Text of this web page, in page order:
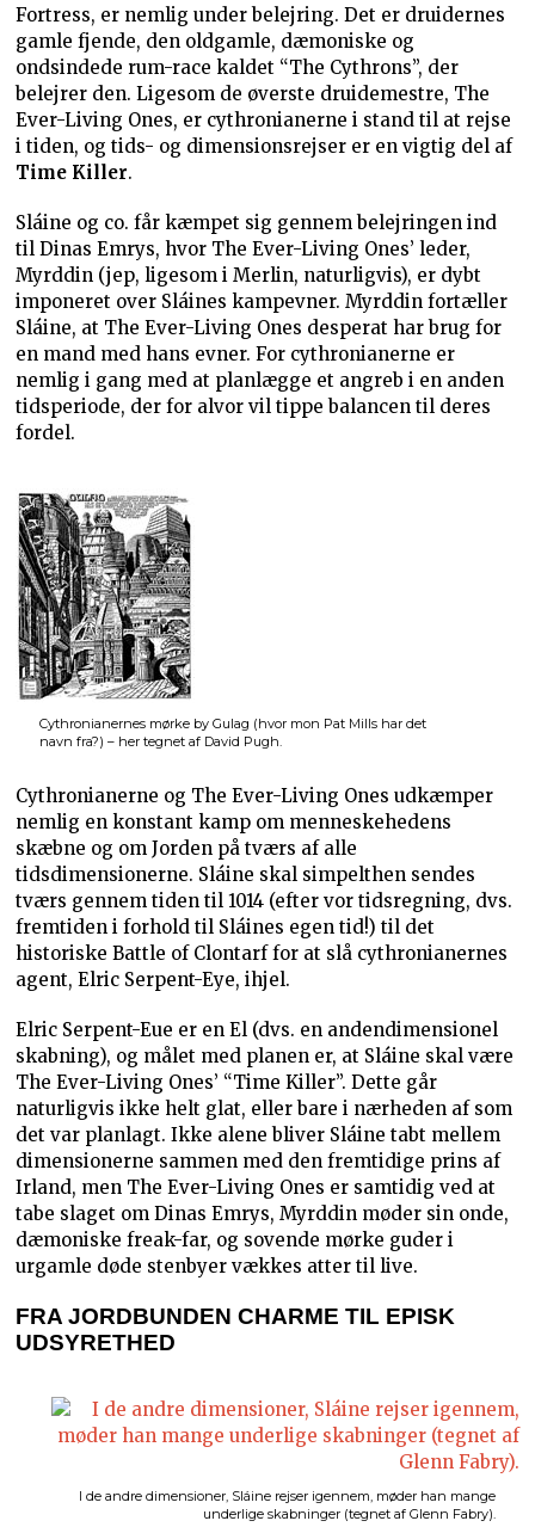
Fortress, er nemlig under belejring. Det er druidernes
gamle fjende, den oldgamle, dæmoniske og
ondsindede rum-race kaldet “The Cythrons”, der
belejrer den. Ligesom de øverste druidemestre, The
Ever-Living Ones, er cythronianerne i stand til at rejse
i tiden, og tids- og dimensionsrejser er en vigtig del af
Time Killer.
Sláine og co. får kæmpet sig gennem belejringen ind
til Dinas Emrys, hvor The Ever-Living Ones’ leder,
Myrddin (jep, ligesom i Merlin, naturligvis), er dybt
imponeret over Sláines kampevner. Myrddin fortæller
Sláine, at The Ever-Living Ones desperat har brug for
en mand med hans evner. For cythronianerne er
nemlig i gang med at planlægge et angreb i en anden
tidsperiode, der for alvor vil tippe balancen til deres
fordel.
Cythronianernes mørke by Gulag (hvor mon Pat Mills har det
navn fra?) – her tegnet af David Pugh.
Cythronianerne og The Ever-Living Ones udkæmper
nemlig en konstant kamp om menneskehedens
skæbne og om Jorden på tværs af alle
tidsdimensionerne. Sláine skal simpelthen sendes
tværs gennem tiden til 1014 (efter vor tidsregning, dvs.
fremtiden i forhold til Sláines egen tid!) til det
historiske Battle of Clontarf for at slå cythronianernes
agent, Elric Serpent-Eye, ihjel.
Elric Serpent-Eue er en El (dvs. en andendimensionel
skabning), og målet med planen er, at Sláine skal være
The Ever-Living Ones’ “Time Killer”. Dette går
naturligvis ikke helt glat, eller bare i nærheden af som
det var planlagt. Ikke alene bliver Sláine tabt mellem
dimensionerne sammen med den fremtidige prins af
Irland, men The Ever-Living Ones er samtidig ved at
tabe slaget om Dinas Emrys, Myrddin møder sin onde,
dæmoniske freak-far, og sovende mørke guder i
urgamle døde stenbyer vækkes atter til live.
FRA JORDBUNDEN CHARME TIL EPISK
UDSYRETHED
I de andre dimensioner, Sláine rejser igennem, møder han mange
underlige skabninger (tegnet af Glenn Fabry).